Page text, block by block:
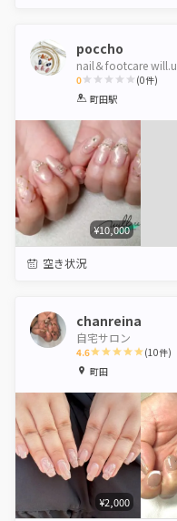
poccho
nail＆footcare will.u
0
1 2 3 4
(0件)
町田駅
¥10,000
空き状況
chanreina
自宅サロン
4.6
1 2
(10件)
町田
¥2,000